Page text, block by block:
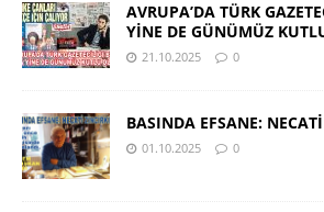
AVRUPA’DA TÜRK
YİNE DE GÜNÜMÜZ
21.10.2025 0
BASINDA EFSANE:
01.10.2025 0